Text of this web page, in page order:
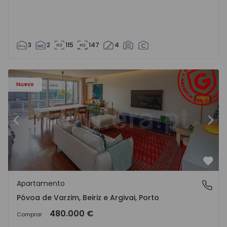
3 2 115 147 4
Nuevo
e Argivai - 1574602 - 20
Apartamento T3 Póvoa de Varzim, Póvoa de Varzim,
Anterior
Póvoa de Varzim, Beiriz e Argivai, Porto
Apartamento
Póvoa de Varzim, Beiriz e Argivai, Porto
Comprar 480.000 €